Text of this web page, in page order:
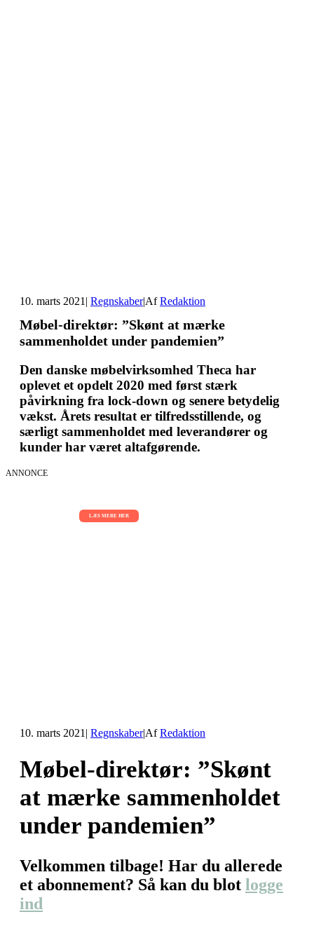
10. marts 2021 | Regnskaber|AfRedaktion
Møbel-direktør: ”Skønt at mærke
sammenholdet under pandemien”
Den danske møbelvirksomhed Theca har
oplevet et opdelt 2020 med først stærk
påvirkning fra lock-down og senere betydelig
vækst. Årets resultat er tilfredsstillende, og
særligt sammenholdet med leverandører og
kunder har været altafgørende.
ANNONCE
LÆS MERE HER
10. marts 2021 | Regnskaber|AfRedaktion
Møbel-direktør: ”Skønt
at mærke sammenholdet
under pandemien”
Velkommen tilbage! Har du allerede
et abonnement? Så kan du blot logge
ind